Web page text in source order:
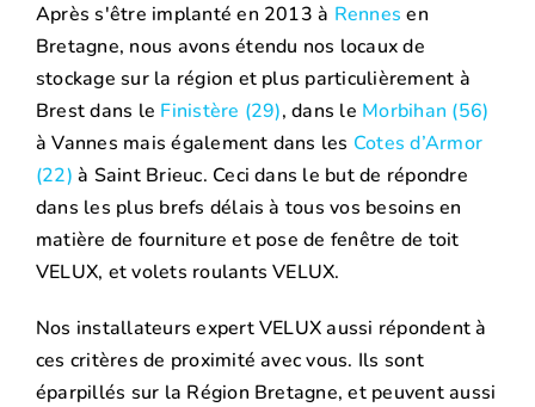
Après s'être implanté en 2013 à Rennes en
Bretagne, nous avons étendu nos locaux de
stockage sur la région et plus particulièrement à
Brest dans le Finistère (29), dans le Morbihan (56)
à Vannes mais également dans les Cotes d’Armor
(22) à Saint Brieuc. Ceci dans le but de répondre
dans les plus brefs délais à tous vos besoins en
matière de fourniture et pose de fenêtre de toit
VELUX, et volets roulants VELUX.
Nos installateurs expert VELUX aussi répondent à
ces critères de proximité avec vous. Ils sont
éparpillés sur la Région Bretagne, et peuvent aussi